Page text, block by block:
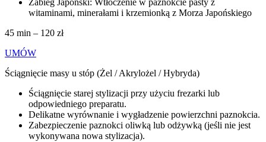
Zabieg Japoński: Wtłoczenie w paznokcie pasty z
witaminami, minerałami i krzemionką z Morza Japońskiego
45 min – 120 zł
UMÓW
Ściągnięcie masy u stóp (Żel / Akrylożel / Hybryda)
Ściągnięcie starej stylizacji przy użyciu frezarki lub
odpowiedniego preparatu.
Delikatne wyrównanie i wygładzenie powierzchni paznokcia.
Zabezpieczenie paznokci oliwką lub odżywką (jeśli nie jest
wykonywana nowa stylizacja).